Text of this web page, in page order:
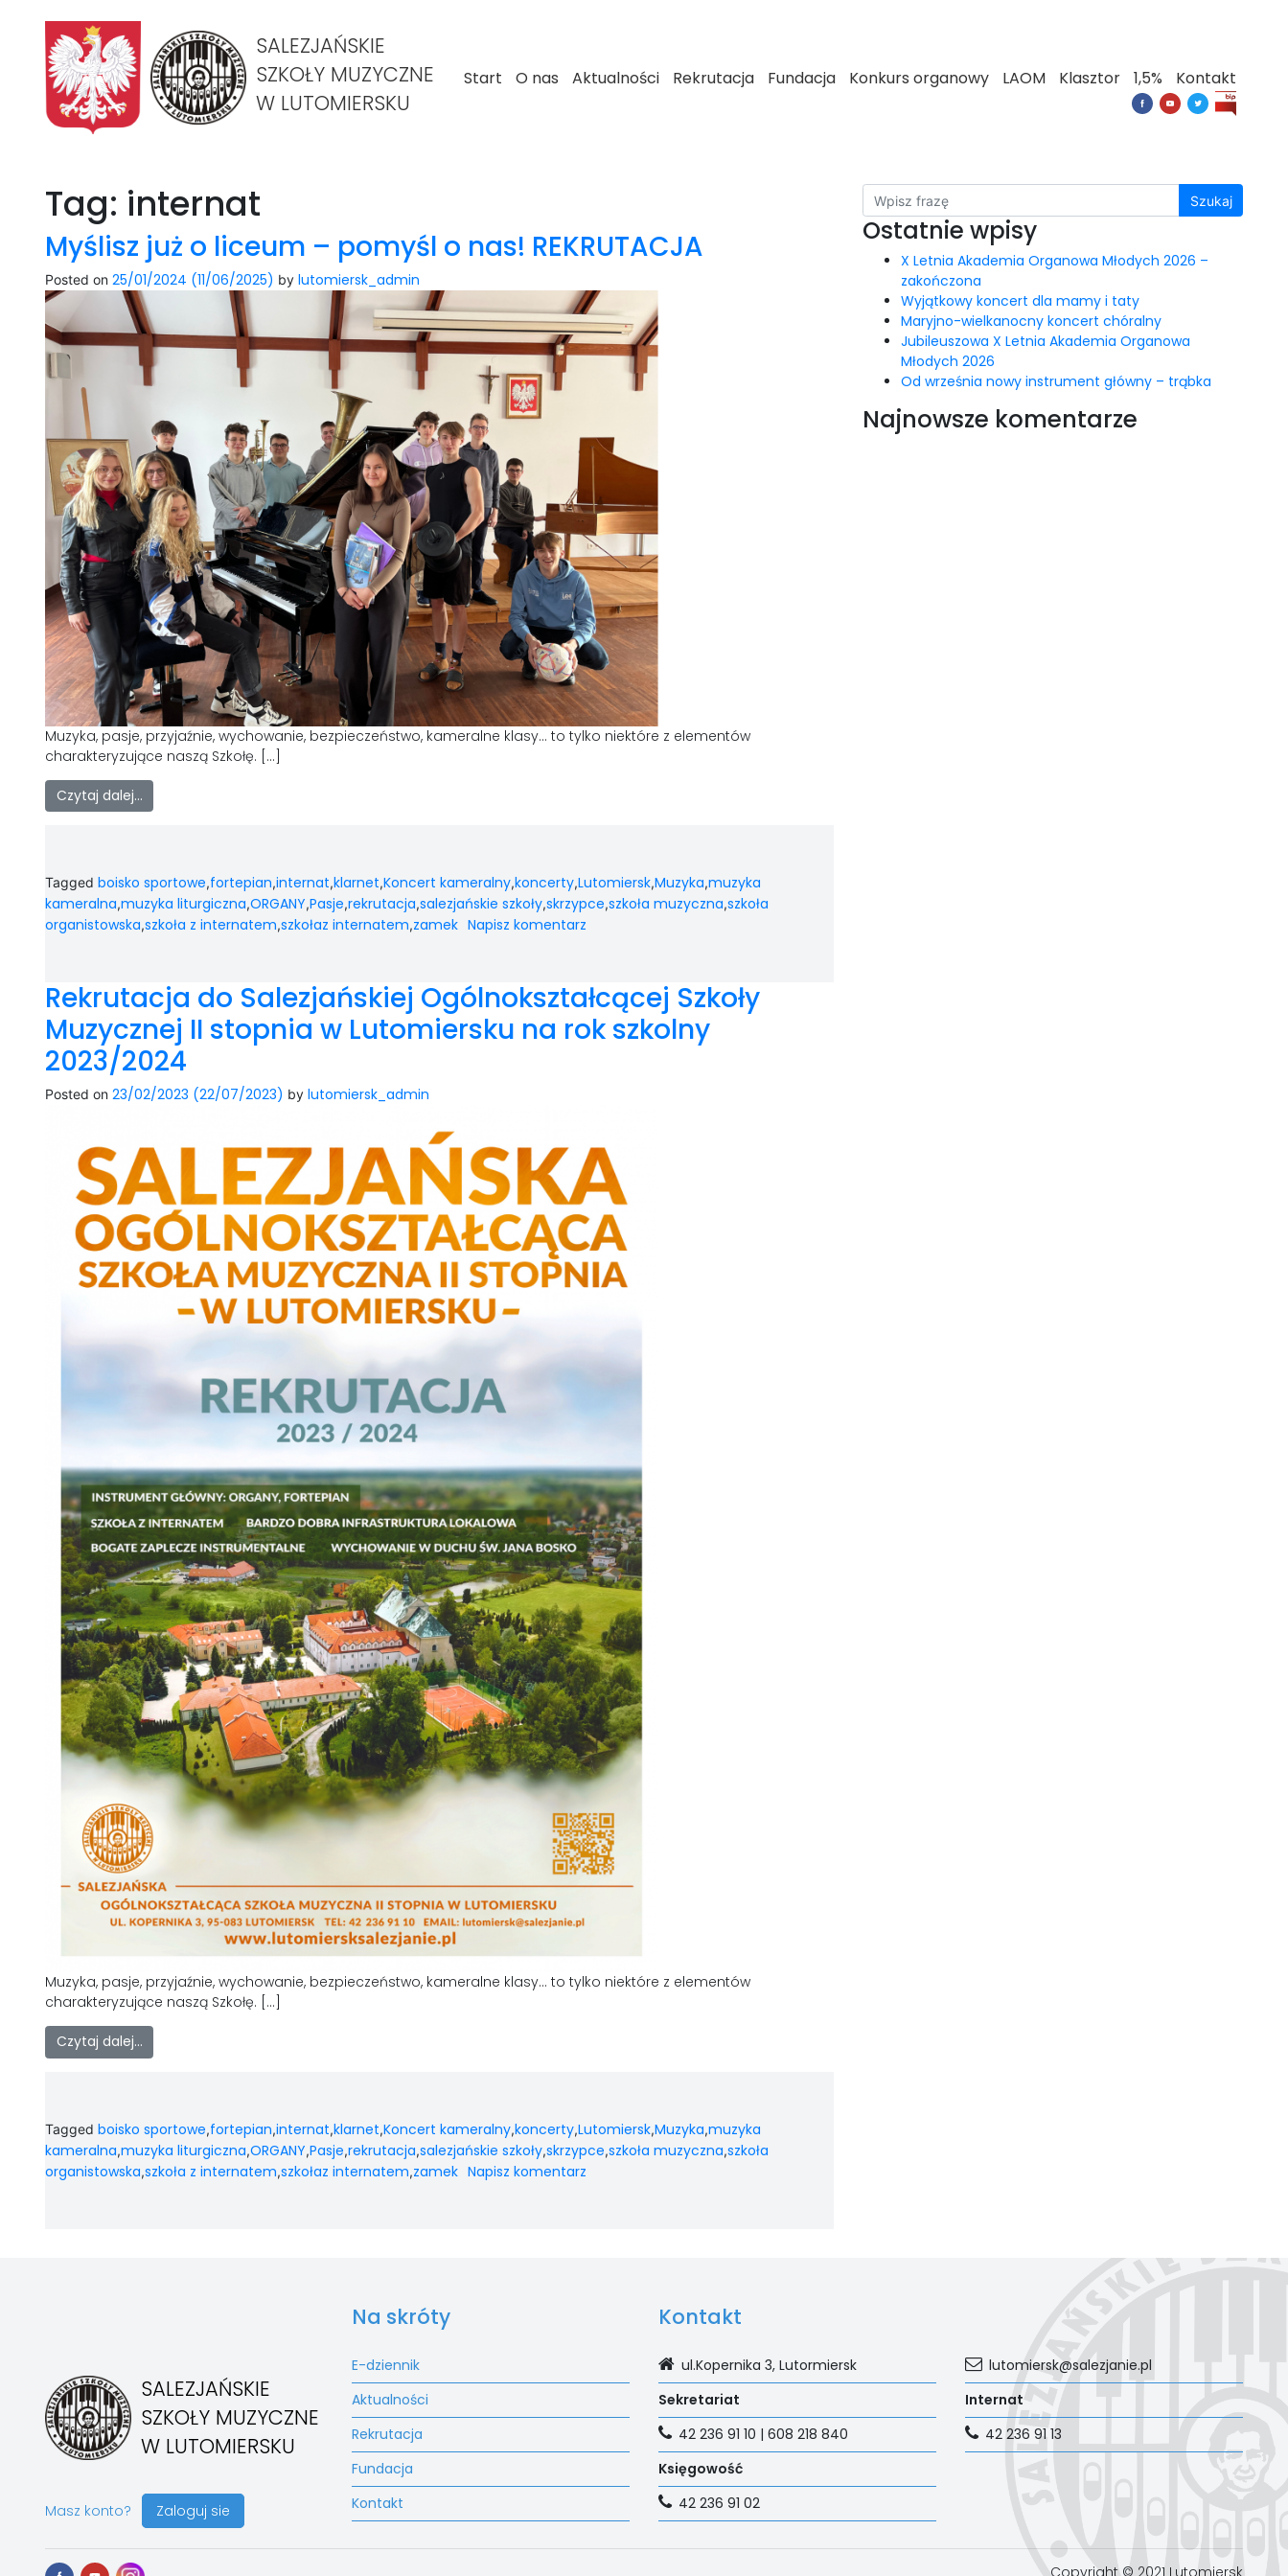
SALEZJAŃSKIE
SZKOŁY MUZYCZNE
W LUTOMIERSKU
Start O nas Aktualności Rekrutacja Fundacja Konkurs organowy LAOM Klasztor 1,5% Kontakt
Tag: internat
Myślisz już o liceum – pomyśl o nas! REKRUTACJA
Posted on 25/01/2024 (11/06/2025) by lutomiersk_admin
Muzyka, pasje, przyjaźnie, wychowanie, bezpieczeństwo, kameralne klasy… to tylko niektóre z elementów
charakteryzujące naszą Szkołę. […]
Czytaj dalej…
Tagged boisko sportowe,fortepian,internat,klarnet,Koncert kameralny,koncerty,Lutomiersk,Muzyka,muzyka
kameralna,muzyka liturgiczna,ORGANY,Pasje,rekrutacja,salezjańskie szkoły,skrzypce,szkoła muzyczna,szkoła
organistowska,szkoła z internatem,szkołaz internatem,zamek Napisz komentarz
Rekrutacja do Salezjańskiej Ogólnokształcącej Szkoły
Muzycznej II stopnia w Lutomiersku na rok szkolny
2023/2024
Posted on 23/02/2023 (22/07/2023) by lutomiersk_admin
Muzyka, pasje, przyjaźnie, wychowanie, bezpieczeństwo, kameralne klasy… to tylko niektóre z elementów
charakteryzujące naszą Szkołę. […]
Czytaj dalej…
Tagged boisko sportowe,fortepian,internat,klarnet,Koncert kameralny,koncerty,Lutomiersk,Muzyka,muzyka
kameralna,muzyka liturgiczna,ORGANY,Pasje,rekrutacja,salezjańskie szkoły,skrzypce,szkoła muzyczna,szkoła
organistowska,szkoła z internatem,szkołaz internatem,zamek Napisz komentarz
Szukaj
Ostatnie wpisy
X Letnia Akademia Organowa Młodych 2026 –
zakończona
Wyjątkowy koncert dla mamy i taty
Maryjno-wielkanocny koncert chóralny
Jubileuszowa X Letnia Akademia Organowa
Młodych 2026
Od września nowy instrument główny – trąbka
Najnowsze komentarze
SALEZJAŃSKIE
SZKOŁY MUZYCZNE
W LUTOMIERSKU
Masz konto? Zaloguj sie
Na skróty
E-dziennik
Aktualności
Rekrutacja
Fundacja
Kontakt
Kontakt
ul.Kopernika 3, Lutormiersk
Sekretariat
42 236 91 10 | 608 218 840
Księgowość
42 236 91 02
lutomiersk@salezjanie.pl
Internat
42 236 91 13
Copyright © 2021 Lutomiersk